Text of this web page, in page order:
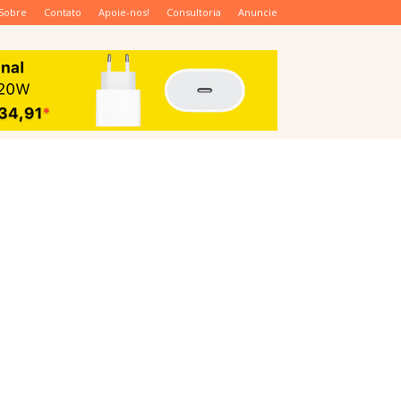
Sobre Contato Apoie-nos! Consultoria Anuncie